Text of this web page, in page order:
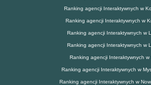
Ranking agencji Interaktywnych w
Ranking agencji Interaktywnych w
Ranking agencji Interaktywnych w
Ranking agencji Interaktywnych w
Ranking agencji Interaktywnych w
Ranking agencji Interaktywnych w
Ranking agencji Interaktywnych w